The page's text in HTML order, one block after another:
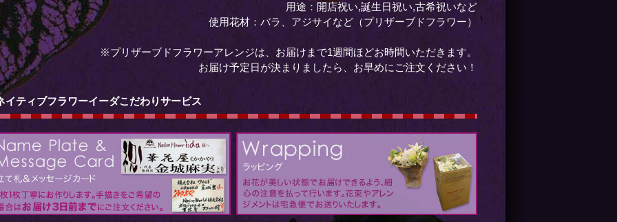
用途：開店祝い,誕生日祝い,古希祝いなど
使用花材：バラ、アジサイなど（プリザーブドフラワー）
※プリザーブドフラワーアレンジは、お届けまで1週間ほどお時間いただきます。
お届け予定日が決まりましたら、お早めにご注文ください！
イティブフラワーイーダこだわりサービス